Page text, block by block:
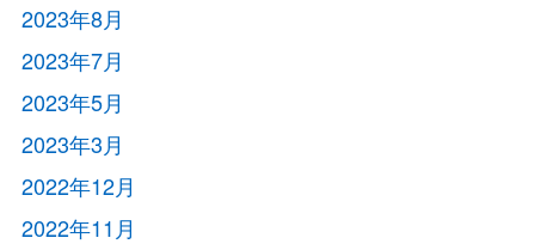
2023年8月
2023年7月
2023年5月
2023年3月
2022年12月
2022年11月